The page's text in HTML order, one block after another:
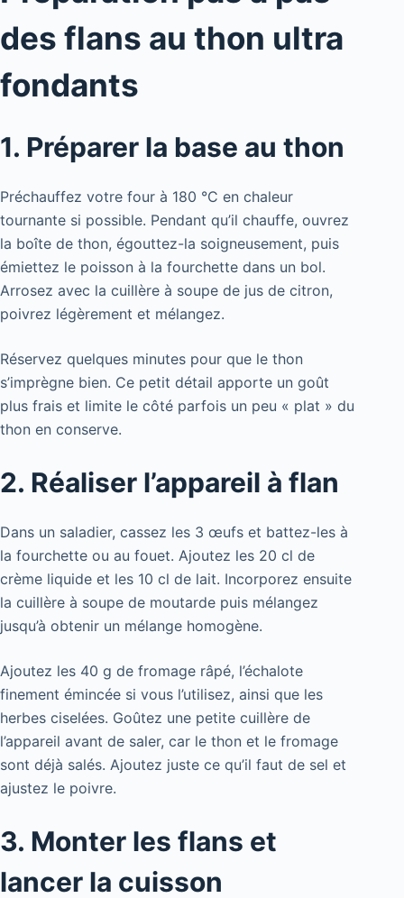
des flans au thon ultra
fondants
1. Préparer la base au thon
Préchauffez votre four à 180 °C en chaleur
tournante si possible. Pendant qu’il chauffe, ouvrez
la boîte de thon, égouttez-la soigneusement, puis
émiettez le poisson à la fourchette dans un bol.
Arrosez avec la cuillère à soupe de jus de citron,
poivrez légèrement et mélangez.
Réservez quelques minutes pour que le thon
s’imprègne bien. Ce petit détail apporte un goût
plus frais et limite le côté parfois un peu « plat » du
thon en conserve.
2. Réaliser l’appareil à flan
Dans un saladier, cassez les 3 œufs et battez-les à
la fourchette ou au fouet. Ajoutez les 20 cl de
crème liquide et les 10 cl de lait. Incorporez ensuite
la cuillère à soupe de moutarde puis mélangez
jusqu’à obtenir un mélange homogène.
Ajoutez les 40 g de fromage râpé, l’échalote
finement émincée si vous l’utilisez, ainsi que les
herbes ciselées. Goûtez une petite cuillère de
l’appareil avant de saler, car le thon et le fromage
sont déjà salés. Ajoutez juste ce qu’il faut de sel et
ajustez le poivre.
3. Monter les flans et
lancer la cuisson